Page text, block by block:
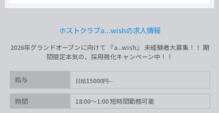
ホストクラブa...wishの求人情報
2026年グランドオープンに向けて 『a...wish』 未経験者大募集！！ 期
間限定本気の、採用強化キャンペーン中！！
給与 日給15000円
時間 18:00〜1:00 短時間勤務可能